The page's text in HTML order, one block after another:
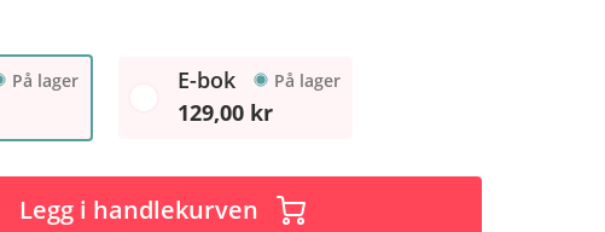
På lager E-bok På lager
129,00 kr
Legg i handlekurven